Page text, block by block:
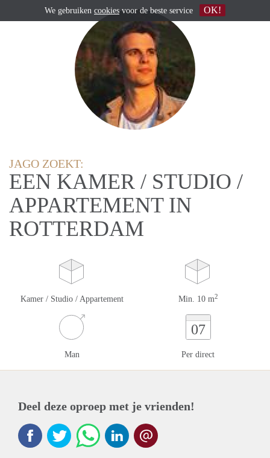
JAGO ZOEKT:
EEN KAMER / STUDIO /
APPARTEMENT IN
ROTTERDAM
Kamer / Studio / Appartement Min. 10 m2
Man
07
Per direct
Deel deze oproep met je vrienden!
We gebruiken cookies voor de beste service OK!